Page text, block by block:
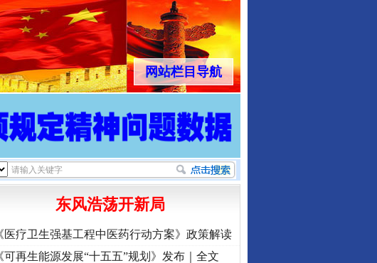
网站栏目导航
东风浩荡开新局
医疗卫生强基工程中医药行动方案》政策解读
可再生能源发展“十五五”规划》发布｜全文